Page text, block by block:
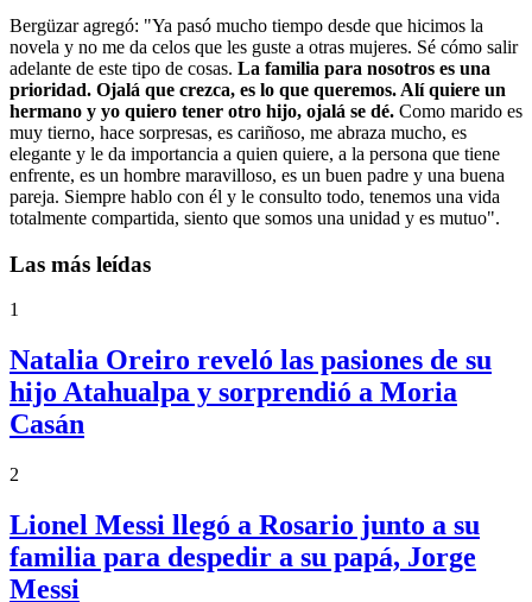
Bergüzar agregó: "Ya pasó mucho tiempo desde que hicimos la
novela y no me da celos que les guste a otras mujeres. Sé cómo salir
adelante de este tipo de cosas. La familia para nosotros es una
prioridad. Ojalá que crezca, es lo que queremos. Alí quiere un
hermano y yo quiero tener otro hijo, ojalá se dé. Como marido es
muy tierno, hace sorpresas, es cariñoso, me abraza mucho, es
elegante y le da importancia a quien quiere, a la persona que tiene
enfrente, es un hombre maravilloso, es un buen padre y una buena
pareja. Siempre hablo con él y le consulto todo, tenemos una vida
totalmente compartida, siento que somos una unidad y es mutuo".
Las más leídas
1
Natalia Oreiro reveló las pasiones de su
hijo Atahualpa y sorprendió a Moria
Casán
2
Lionel Messi llegó a Rosario junto a su
familia para despedir a su papá, Jorge
Messi